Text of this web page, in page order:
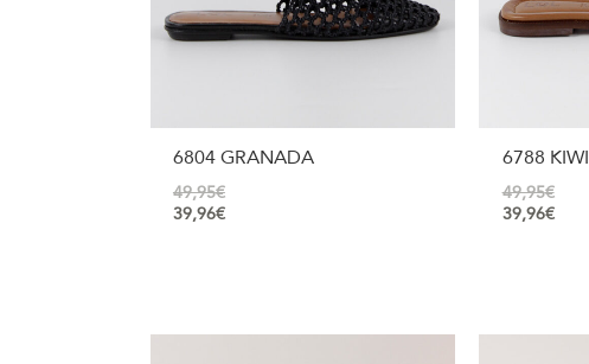
6804 GRANADA
49,95€
39,96€
6788 KIWI
49,95€
39,96€